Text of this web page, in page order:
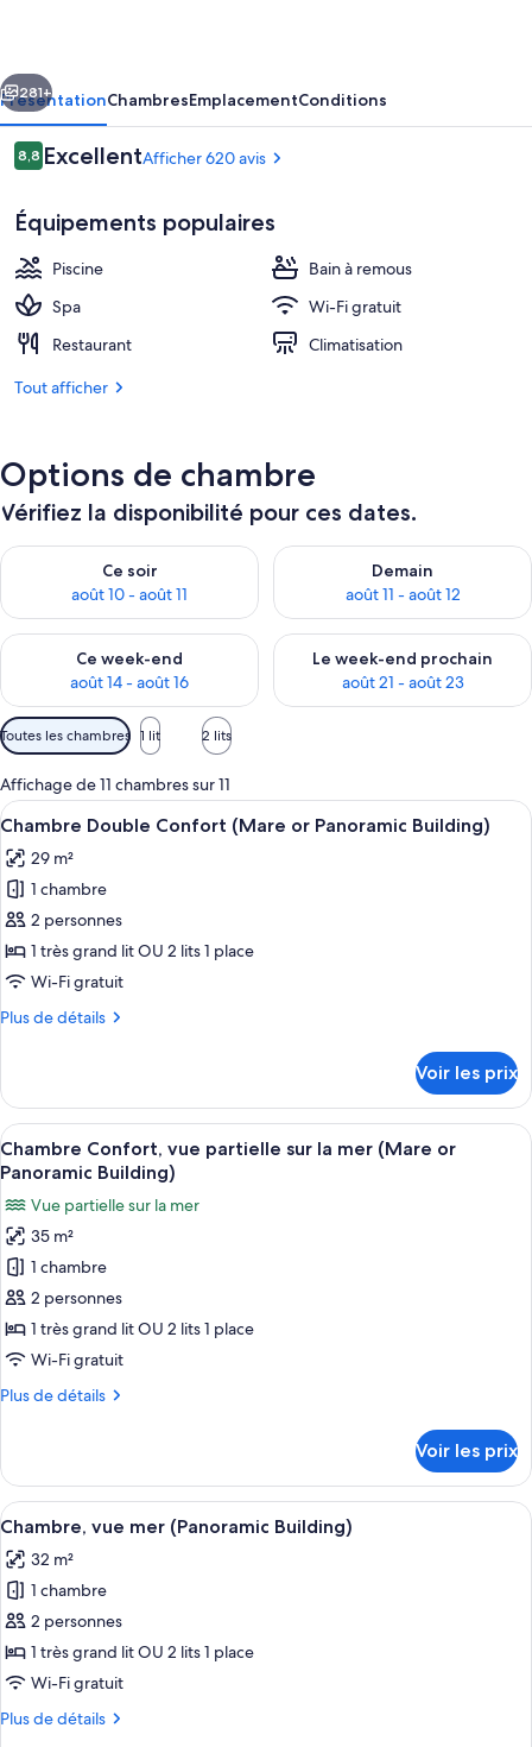
Adults
Only
Piscine couverte, 6 piscines
Suivant
281+
PrésentationChambresEmplacementConditions
Avis
voyageurs
8,88,8 sur 10
ExcellentAfficher 620 avis
Équipements populaires
Piscine
Bain à remous
Spa
Wi-Fi gratuit
Restaurant
Climatisation
Tout afficher
Options de chambre
Vérifiez la disponibilité pour ces dates.
Ce soir
août 10 - août 11
Vérifier la disponibilité pour ce soir août 10 - août 11
Demain
août 11 - août 12
Vérifier la disponibilité pour
Ce week-end
août 14 - août 16
Vérifier la disponibilité pour ce week-end août 14 - août 16
Le week-end prochain
août 21 - août 23
Vérifier la disponibilité pour
Filtres
disponibles
pour
les
chambres
Toutes les chambres 1 lit 2 lits
Affichage de 11 chambres sur 11
Afficher
toutes
les
photos
pour
ce
type
chambre :
Confort
(Mare
or
Panoramic
Building)
Chambre Double Confort (Mare or
24
Chambre Double Confort (Mare or Panoramic Building)
29 m²
1 chambre
2 personnes
1 très grand lit OU 2 lits 1 place
Wi-Fi gratuit
Plus de détails
Plus
le
type
de
chambre
Double
Confort
(Mare
or
Panoramic
Voir les prix
Afficher
toutes
photos
pour
ce
type
de
chambre :
Confort,
sur
la
mer
(Mare
or
Panoramic
Building)
Chambre Confort, vue partielle sur
15
Chambre Confort, vue partielle sur la mer (Mare or
Panoramic Building)
Vue partielle sur la mer
35 m²
1 chambre
2 personnes
1 très grand lit OU 2 lits 1 place
Wi-Fi gratuit
Plus de détails
Plus
le
type
de
Chambre
Confort,
vue
partielle
sur
la
mer
(Mare
Voir les prix
Afficher
toutes
les
photos
pour
ce
type
chambre :
Literie de qualité supérieure,
17
Chambre, vue mer (Panoramic Building)
32 m²
1 chambre
2 personnes
1 très grand lit OU 2 lits 1 place
Wi-Fi gratuit
Plus de détails
Plus